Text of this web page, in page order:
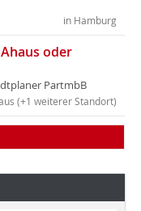
in Hamburg
oder
PartmbB
(+1 weiterer Standort)